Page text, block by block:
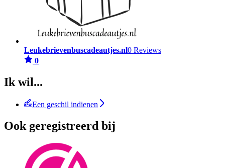
Leukebrievenbuscadeautjes.nl0 Reviews
0
Ik wil...
Een geschil indienen
Ook geregistreerd bij